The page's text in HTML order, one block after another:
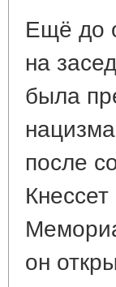
Ещё до
на
была
после
он